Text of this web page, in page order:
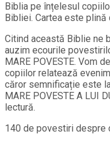
Biblia pe înțelesul
Bibliei. Cartea este
Citind această Biblie ne
auzim ecourile
MARE POVESTE. Vom
copiilor relatează
căror semnificație este
MARE POVESTE A LUI
lectură.
140 de povestiri despre